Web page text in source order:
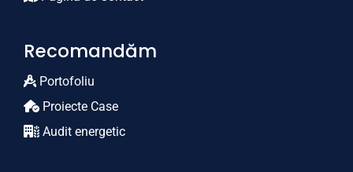
Recomandăm
Portofoliu
Proiecte Case
Audit energetic